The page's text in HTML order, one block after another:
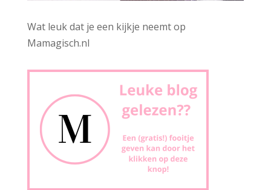
Wat leuk dat je een kijkje neemt op
Mamagisch.nl